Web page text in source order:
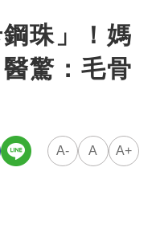
珠」！媽
驚：毛骨
A- A A+